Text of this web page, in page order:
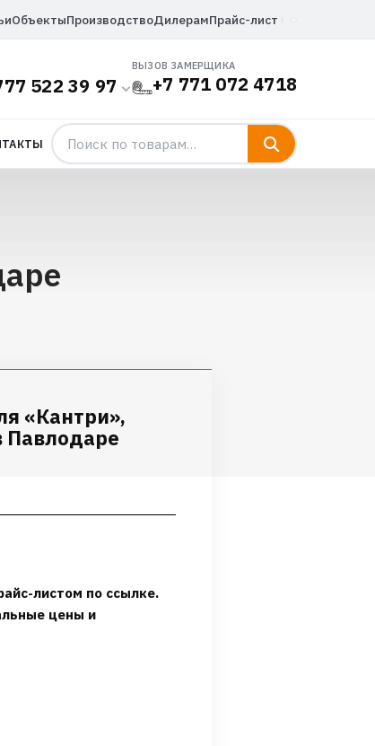
ОбъектыПроизводствоДилерамПрайс-лист
522 39 97
ВЫЗОВ ЗАМЕРЩИКА
+7 771 072 4718
«Кантри»,
Павлодаре
листом по ссылке.
цены и